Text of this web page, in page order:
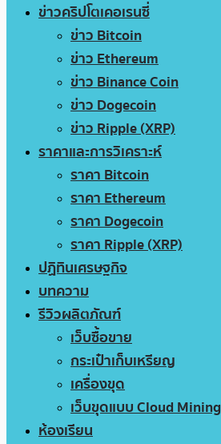
ข่าวคริปโตเคอเรนซี่
ข่าว Bitcoin
ข่าว Ethereum
ข่าว Binance Coin
ข่าว Dogecoin
ข่าว Ripple (XRP)
ราคาและการวิเคราะห์
ราคา Bitcoin
ราคา Ethereum
ราคา Dogecoin
ราคา Ripple (XRP)
ปฏิทินเศรษฐกิจ
บทความ
รีวิวผลิตภัณฑ์
เว็บซื้อขาย
กระเป๋าเก็บเหรียญ
เครื่องขุด
เว็บขุดแบบ Cloud Mining
ห้องเรียน